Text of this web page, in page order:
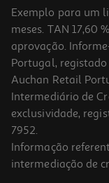
Comida Papagaios
Exemplo para um
meses. TAN 17,60
aprovação.
Portugal, registado
Auchan Retail
Intermediário de
exclusividade,
7952.
Informação
intermediação de